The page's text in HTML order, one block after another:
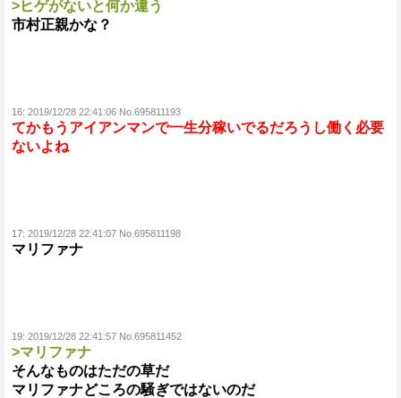
>ヒゲがないと何か違う
市村正親かな？
16: 2019/12/28 22:41:06 No.695811193
てかもうアイアンマンで一生分稼いでるだろうし働く必要
ないよね
17: 2019/12/28 22:41:07 No.695811198
マリファナ
19: 2019/12/28 22:41:57 No.695811452
>マリファナ
そんなものはただの草だ
マリファナどころの騒ぎではないのだ